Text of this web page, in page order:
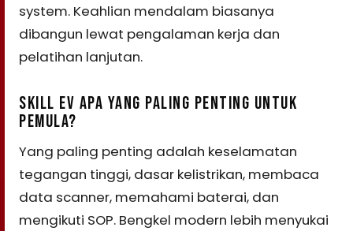
system. Keahlian mendalam biasanya
dibangun lewat pengalaman kerja dan
pelatihan lanjutan.
SKILL EV APA YANG PALING PENTING UNTUK
PEMULA?
Yang paling penting adalah keselamatan
tegangan tinggi, dasar kelistrikan, membaca
data scanner, memahami baterai, dan
mengikuti SOP. Bengkel modern lebih menyukai